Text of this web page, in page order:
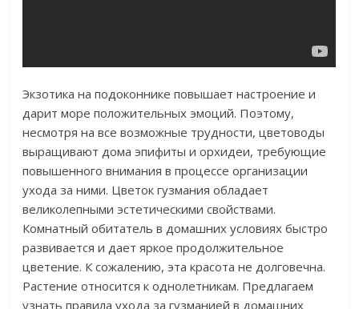
Экзотика на подоконнике повышает настроение и
дарит море положительных эмоций. Поэтому,
несмотря на все возможные трудности, цветоводы
выращивают дома эпифиты и орхидеи, требующие
повышенного внимания в процессе организации
ухода за ними. Цветок гузмания обладает
великолепными эстетическими свойствами.
Комнатный обитатель в домашних условиях быстро
развивается и дает яркое продолжительное
цветение. К сожалению, эта красота не долговечна.
Растение относится к однолетникам. Предлагаем
узнать правила ухода за гузманией в домашних